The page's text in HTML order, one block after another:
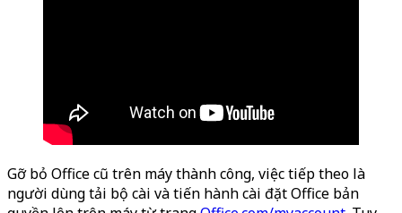
Gỡ bỏ Office cũ trên máy thành công, việc tiếp theo là
người dùng tải bộ cài và tiến hành cài đặt Office bản